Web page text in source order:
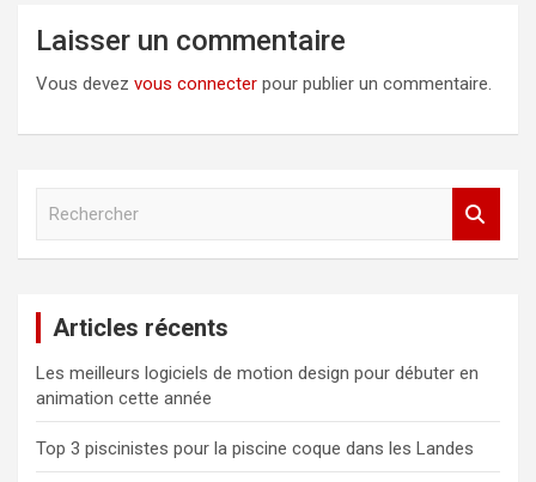
Laisser un commentaire
Vous devez vous connecter pour publier un commentaire.
c
h
e
r
Articles récents
Les meilleurs logiciels de motion design pour débuter en
animation cette année
Top 3 piscinistes pour la piscine coque dans les Landes